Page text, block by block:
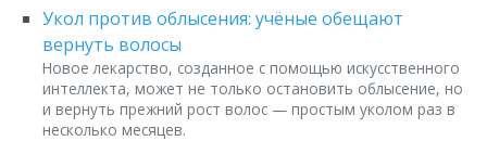
Укол против облысения: учёные обещают
вернуть волосы
Новое лекарство, созданное с помощью искусственного
интеллекта, может не только остановить облысение, но
и вернуть прежний рост волос — простым уколом раз в
несколько месяцев.